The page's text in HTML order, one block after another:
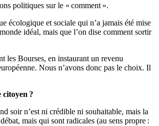
politiques sur le « comment ».
écologique et sociale qui n’a jamais été mise
idéal, mais que l’on dise comment sortir
les Bourses, en instaurant un revenu
Nous n’avons donc pas le choix. Il
citoyen ?
soir n’est ni crédible ni souhaitable, mais la
mais qui sont radicales (au sens propre :